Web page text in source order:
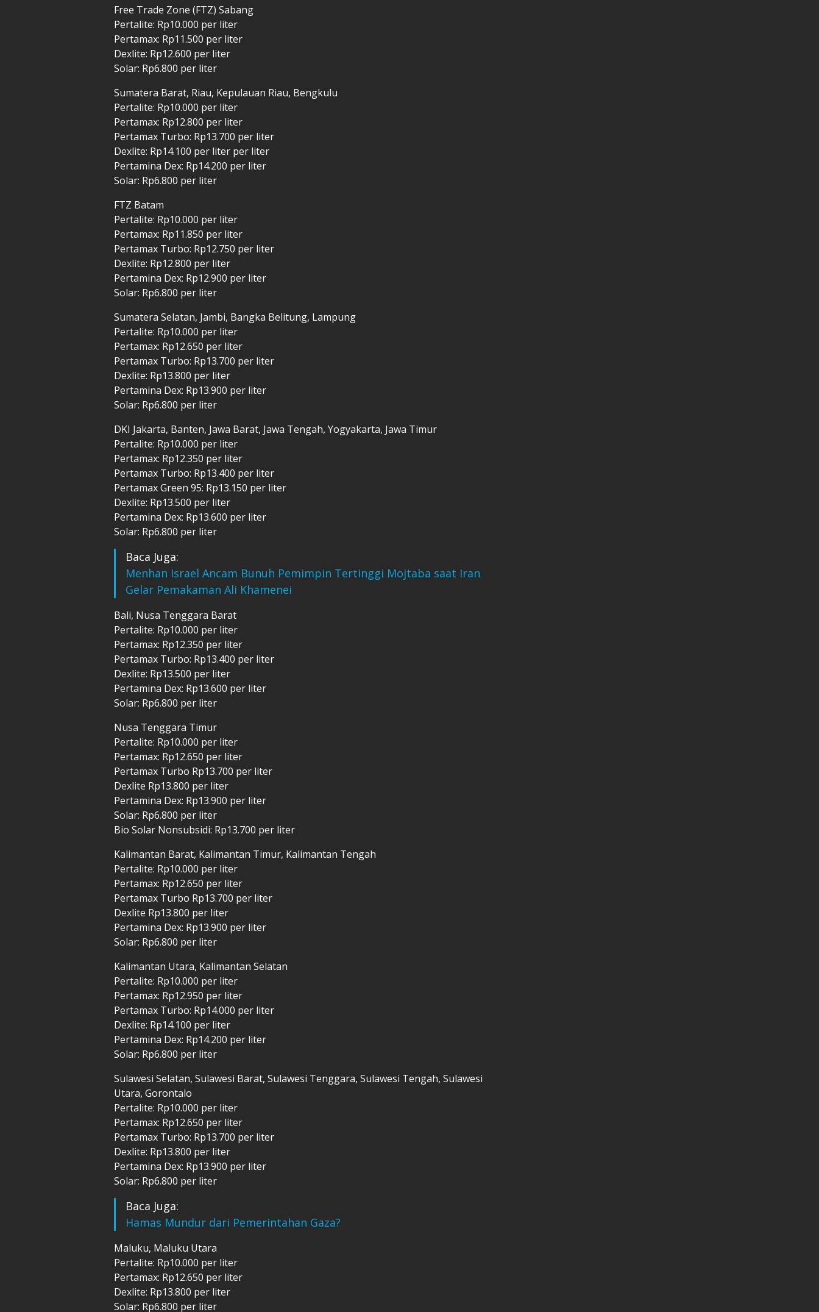
Free Trade Zone (FTZ) Sabang
Pertalite: Rp10.000 per liter
Pertamax: Rp11.500 per liter
Dexlite: Rp12.600 per liter
Solar: Rp6.800 per liter
Sumatera Barat, Riau, Kepulauan Riau, Bengkulu
Pertalite: Rp10.000 per liter
Pertamax: Rp12.800 per liter
Pertamax Turbo: Rp13.700 per liter
Dexlite: Rp14.100 per liter per liter
Pertamina Dex: Rp14.200 per liter
Solar: Rp6.800 per liter
FTZ Batam
Pertalite: Rp10.000 per liter
Pertamax: Rp11.850 per liter
Pertamax Turbo: Rp12.750 per liter
Dexlite: Rp12.800 per liter
Pertamina Dex: Rp12.900 per liter
Solar: Rp6.800 per liter
Sumatera Selatan, Jambi, Bangka Belitung, Lampung
Pertalite: Rp10.000 per liter
Pertamax: Rp12.650 per liter
Pertamax Turbo: Rp13.700 per liter
Dexlite: Rp13.800 per liter
Pertamina Dex: Rp13.900 per liter
Solar: Rp6.800 per liter
DKI Jakarta, Banten, Jawa Barat, Jawa Tengah, Yogyakarta, Jawa Timur
Pertalite: Rp10.000 per liter
Pertamax: Rp12.350 per liter
Pertamax Turbo: Rp13.400 per liter
Pertamax Green 95: Rp13.150 per liter
Dexlite: Rp13.500 per liter
Pertamina Dex: Rp13.600 per liter
Solar: Rp6.800 per liter
Baca Juga:
Menhan Israel Ancam Bunuh Pemimpin Tertinggi Mojtaba saat Iran
Gelar Pemakaman Ali Khamenei
Bali, Nusa Tenggara Barat
Pertalite: Rp10.000 per liter
Pertamax: Rp12.350 per liter
Pertamax Turbo: Rp13.400 per liter
Dexlite: Rp13.500 per liter
Pertamina Dex: Rp13.600 per liter
Solar: Rp6.800 per liter
Nusa Tenggara Timur
Pertalite: Rp10.000 per liter
Pertamax: Rp12.650 per liter
Pertamax Turbo Rp13.700 per liter
Dexlite Rp13.800 per liter
Pertamina Dex: Rp13.900 per liter
Solar: Rp6.800 per liter
Bio Solar Nonsubsidi: Rp13.700 per liter
Kalimantan Barat, Kalimantan Timur, Kalimantan Tengah
Pertalite: Rp10.000 per liter
Pertamax: Rp12.650 per liter
Pertamax Turbo Rp13.700 per liter
Dexlite Rp13.800 per liter
Pertamina Dex: Rp13.900 per liter
Solar: Rp6.800 per liter
Kalimantan Utara, Kalimantan Selatan
Pertalite: Rp10.000 per liter
Pertamax: Rp12.950 per liter
Pertamax Turbo: Rp14.000 per liter
Dexlite: Rp14.100 per liter
Pertamina Dex: Rp14.200 per liter
Solar: Rp6.800 per liter
Sulawesi Selatan, Sulawesi Barat, Sulawesi Tenggara, Sulawesi Tengah, Sulawesi
Utara, Gorontalo
Pertalite: Rp10.000 per liter
Pertamax: Rp12.650 per liter
Pertamax Turbo: Rp13.700 per liter
Dexlite: Rp13.800 per liter
Pertamina Dex: Rp13.900 per liter
Solar: Rp6.800 per liter
Baca Juga:
Hamas Mundur dari Pemerintahan Gaza?
Maluku, Maluku Utara
Pertalite: Rp10.000 per liter
Pertamax: Rp12.650 per liter
Dexlite: Rp13.800 per liter
Solar: Rp6.800 per liter